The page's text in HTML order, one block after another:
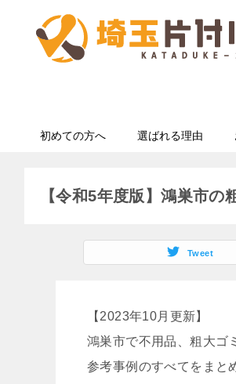
初めての方へ 選ばれる理由
【令和5年度版】鴻巣市
Tweet
【2023年10月更新】
鴻巣市で不用品、粗大ゴ
参考事例のすべてをまと